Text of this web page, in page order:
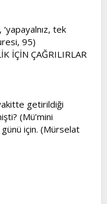
tek
95)
İÇİN ÇAĞRILIRLAR
getirildiği
(Mü’mini
günü için. (Mürselat